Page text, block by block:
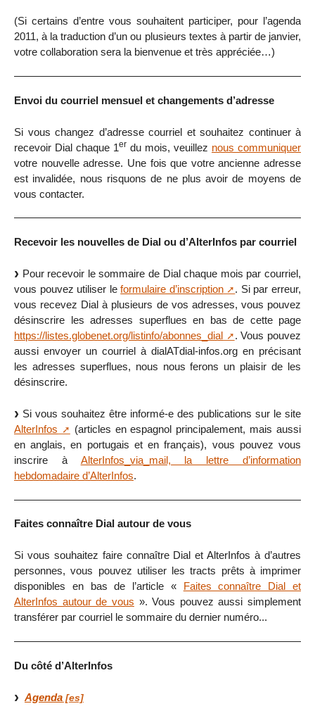
(Si certains d’entre vous souhaitent participer, pour l’agenda
2011, à la traduction d’un ou plusieurs textes à partir de janvier,
votre collaboration sera la bienvenue et très appréciée…)
Envoi du courriel mensuel et changements d’adresse
Si vous changez d’adresse courriel et souhaitez continuer à
recevoir Dial chaque 1er du mois, veuillez nous communiquer
votre nouvelle adresse. Une fois que votre ancienne adresse
est invalidée, nous risquons de ne plus avoir de moyens de
vous contacter.
Recevoir les nouvelles de Dial ou d’AlterInfos par courriel
Pour recevoir le sommaire de Dial chaque mois par courriel,
vous pouvez utiliser leformulaire d’inscription
. Si par erreur,
vous recevez Dial à plusieurs de vos adresses, vous pouvez
désinscrire les adresses superflues en bas de cette page
https://listes.globenet.org/listinfo/abonnes_dial
. Vous pouvez
aussi envoyer un courriel à dialATdial-infos.org en précisant
les adresses superflues, nous nous ferons un plaisir de les
désinscrire.
Si vous souhaitez être informé-e des publications sur le site
AlterInfos
(articles en espagnol principalement, mais aussi
en anglais, en portugais et en français), vous pouvez vous
inscrire à AlterInfos_via_mail, la lettre d’information
hebdomadaire d’AlterInfos.
Faites connaître Dial autour de vous
Si vous souhaitez faire connaître Dial et AlterInfos à d’autres
personnes, vous pouvez utiliser les tracts prêts à imprimer
disponibles en bas de l’article « Faites connaître Dial et
AlterInfos autour de vous ». Vous pouvez aussi simplement
transférer par courriel le sommaire du dernier numéro...
Du côté d’AlterInfos
Agenda